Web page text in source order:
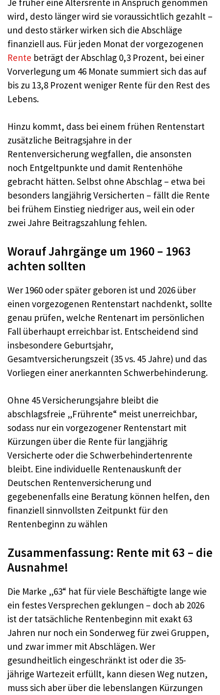
Je früher eine Altersrente in Anspruch genommen
wird, desto länger wird sie voraussichtlich gezahlt –
und desto stärker wirken sich die Abschläge
finanziell aus. Für jeden Monat der vorgezogenen
Rente beträgt der Abschlag 0,3 Prozent, bei einer
Vorverlegung um 46 Monate summiert sich das auf
bis zu 13,8 Prozent weniger Rente für den Rest des
Lebens.
Hinzu kommt, dass bei einem frühen Rentenstart
zusätzliche Beitragsjahre in der
Rentenversicherung wegfallen, die ansonsten
noch Entgeltpunkte und damit Rentenhöhe
gebracht hätten. Selbst ohne Abschlag – etwa bei
besonders langjährig Versicherten – fällt die Rente
bei frühem Einstieg niedriger aus, weil ein oder
zwei Jahre Beitragszahlung fehlen.
Worauf Jahrgänge um 1960 – 1963
achten sollten
Wer 1960 oder später geboren ist und 2026 über
einen vorgezogenen Rentenstart nachdenkt, sollte
genau prüfen, welche Rentenart im persönlichen
Fall überhaupt erreichbar ist. Entscheidend sind
insbesondere Geburtsjahr,
Gesamtversicherungszeit (35 vs. 45 Jahre) und das
Vorliegen einer anerkannten Schwerbehinderung.
Ohne 45 Versicherungsjahre bleibt die
abschlagsfreie „Frührente“ meist unerreichbar,
sodass nur ein vorgezogener Rentenstart mit
Kürzungen über die Rente für langjährig
Versicherte oder die Schwerbehindertenrente
bleibt. Eine individuelle Rentenauskunft der
Deutschen Rentenversicherung und
gegebenenfalls eine Beratung können helfen, den
finanziell sinnvollsten Zeitpunkt für den
Rentenbeginn zu wählen
Zusammenfassung: Rente mit 63 – die
Ausnahme!
Die Marke „63“ hat für viele Beschäftigte lange wie
ein festes Versprechen geklungen – doch ab 2026
ist der tatsächliche Rentenbeginn mit exakt 63
Jahren nur noch ein Sonderweg für zwei Gruppen,
und zwar immer mit Abschlägen. Wer
gesundheitlich eingeschränkt ist oder die 35-
jährige Wartezeit erfüllt, kann diesen Weg nutzen,
muss sich aber über die lebenslangen Kürzungen